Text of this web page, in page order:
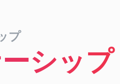
プ
シップ